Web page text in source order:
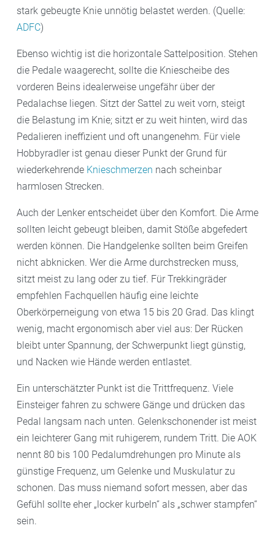
stark gebeugte Knie unnötig belastet werden. (Quelle:
ADFC)
Ebenso wichtig ist die horizontale Sattelposition. Stehen
die Pedale waagerecht, sollte die Kniescheibe des
vorderen Beins idealerweise ungefähr über der
Pedalachse liegen. Sitzt der Sattel zu weit vorn, steigt
die Belastung im Knie; sitzt er zu weit hinten, wird das
Pedalieren ineffizient und oft unangenehm. Für viele
Hobbyradler ist genau dieser Punkt der Grund für
wiederkehrende Knieschmerzen nach scheinbar
harmlosen Strecken.
Auch der Lenker entscheidet über den Komfort. Die Arme
sollten leicht gebeugt bleiben, damit Stöße abgefedert
werden können. Die Handgelenke sollten beim Greifen
nicht abknicken. Wer die Arme durchstrecken muss,
sitzt meist zu lang oder zu tief. Für Trekkingräder
empfehlen Fachquellen häufig eine leichte
Oberkörperneigung von etwa 15 bis 20 Grad. Das klingt
wenig, macht ergonomisch aber viel aus: Der Rücken
bleibt unter Spannung, der Schwerpunkt liegt günstig,
und Nacken wie Hände werden entlastet.
Ein unterschätzter Punkt ist die Trittfrequenz. Viele
Einsteiger fahren zu schwere Gänge und drücken das
Pedal langsam nach unten. Gelenkschonender ist meist
ein leichterer Gang mit ruhigerem, rundem Tritt. Die AOK
nennt 80 bis 100 Pedalumdrehungen pro Minute als
günstige Frequenz, um Gelenke und Muskulatur zu
schonen. Das muss niemand sofort messen, aber das
Gefühl sollte eher „locker kurbeln“ als „schwer stampfen“
sein.